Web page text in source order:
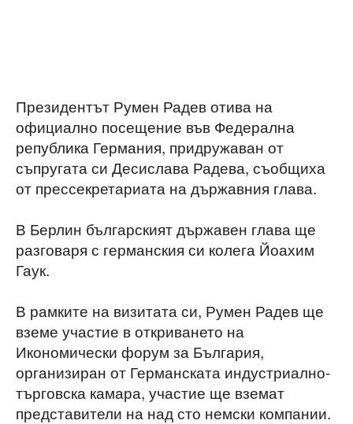
Президентът Румен Радев отива на
официално посещение във Федерална
република Германия, придружаван от
съпругата си Десислава Радева, съобщиха
от прессекретариата на държавния глава.
В Берлин българският държавен глава ще
разговаря с германския си колега Йоахим
Гаук.
В рамките на визитата си, Румен Радев ще
вземе участие в откриването на
Икономически форум за България,
организиран от Германската индустриално-
търговска камара, участие ще вземат
представители на над сто немски компании.